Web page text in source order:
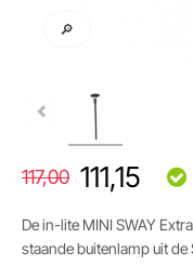
🔎
117,00 111,15
De in-lite MINI SWAY
staande buitenlamp uit de